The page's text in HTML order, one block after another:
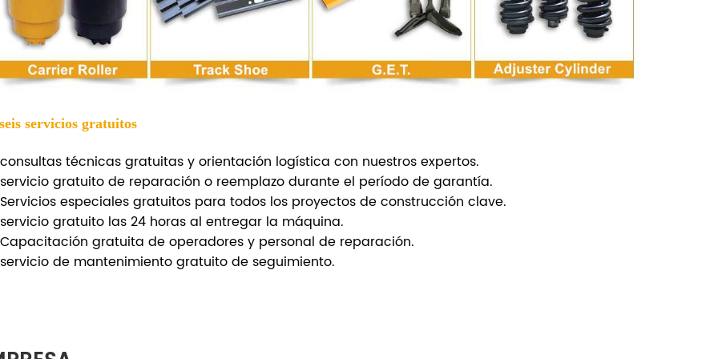
servicios gratuitos
consultas técnicas gratuitas y orientación logística con nuestros expertos.
servicio gratuito de reparación o reemplazo durante el período de garantía.
Servicios especiales gratuitos para todos los proyectos de construcción clave.
servicio gratuito las 24 horas al entregar la máquina.
Capacitación gratuita de operadores y personal de reparación.
servicio de mantenimiento gratuito de seguimiento.